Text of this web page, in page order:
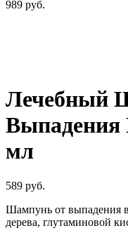
989 руб.
Лечебный
Выпадения
мл
589 руб.
Шампунь от выпадения
дерева, глутаминовой